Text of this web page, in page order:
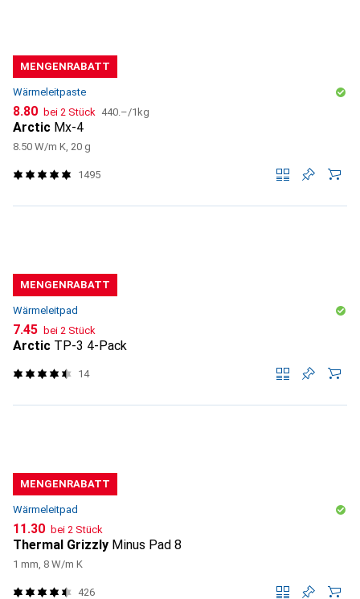
MENGENRABATT
Wärmeleitpaste
CHF
8.80 bei 2 Stück CHF
440.–/1kg
Arctic Mx-4
8.50 W/m K, 20 g
1495
MENGENRABATT
Wärmeleitpad
CHF
7.45 bei 2 Stück
Arctic TP-3 4-Pack
14
MENGENRABATT
Wärmeleitpad
CHF
11.30 bei 2 Stück
Thermal Grizzly Minus Pad 8
1 mm, 8 W/m K
426